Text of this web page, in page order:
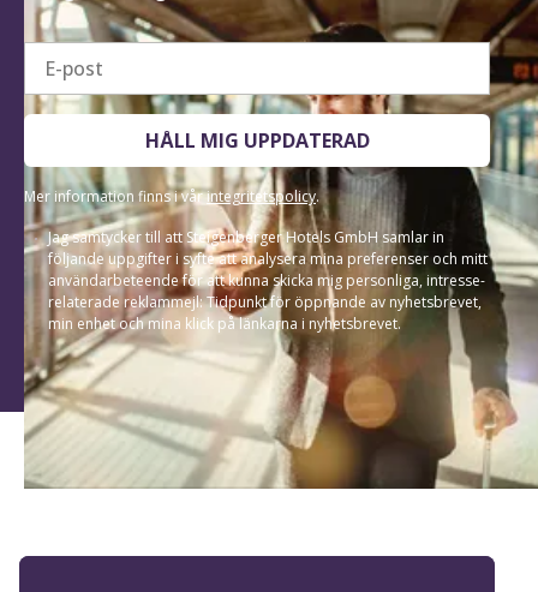
E-post
HÅLL MIG UPPDATERAD
Mer information finns i vårintegritetspolicy.
Jag samtycker till att Steigenberger Hotels GmbH samlar in
följande uppgifter i syfte att analysera mina preferenser och mitt
användarbeteende för att kunna skicka mig personliga, intresse-
relaterade reklammejl: Tidpunkt för öppnande av nyhetsbrevet,
min enhet och mina klick på länkarna i nyhetsbrevet.